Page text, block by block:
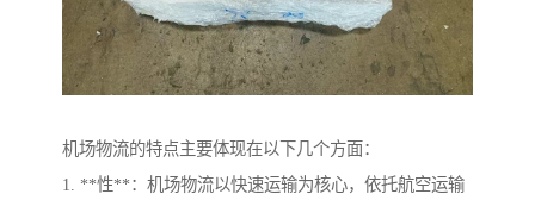
机场物流的特点主要体现在以下几个方面：
1. **性**：机场物流以快速运输为核心，依托航空运输